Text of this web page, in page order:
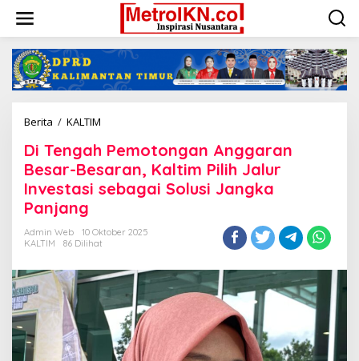
konten
Berita / KALTIM
Pemotongan
Anggaran
Besar-
Besaran,
Jalur
Investasi
Solusi
Jangka
Panjang
Di Tengah Pemotongan Anggaran
Besar-Besaran, Kaltim Pilih Jalur
Investasi sebagai Solusi Jangka
Panjang
Admin Web
10 Oktober 2025
KALTIM
86 Dilihat